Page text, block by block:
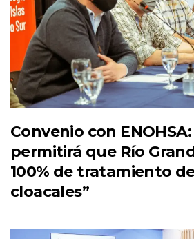
Convenio con
permitirá que Río
100% de tratamiento
cloacales”